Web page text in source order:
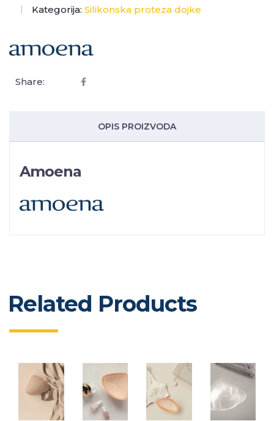
Kategorija: Silikonska proteza dojke
Share:
OPIS PROIZVODA
Amoena
Related Products